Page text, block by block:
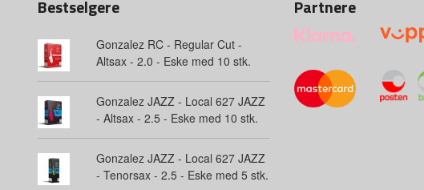
Bestselgere
Gonzalez RC - Regular Cut -
Altsax - 2.0 - Eske med 10 stk.
Gonzalez JAZZ - Local 627 JAZZ
- Altsax - 2.5 - Eske med 10 stk.
Gonzalez JAZZ - Local 627 JAZZ
- Tenorsax - 2.5 - Eske med 5 stk.
Partnere